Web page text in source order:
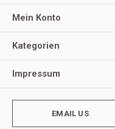
Mein Konto
Kategorien
Impressum
EMAIL US